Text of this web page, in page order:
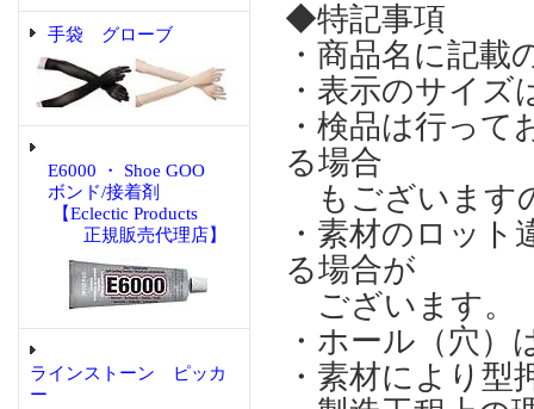
手袋 グローブ
E6000 ・ Shoe GOO
ボンド/接着剤
【Eclectic Products
正規販売代理店】
ラインストーン ピッカ
ー
◆特記事項
・商品名に記
・表示のサイ
・検品は行っ
る場合
もございます
・素材のロッ
る場合が
ございます。
・ホール（穴
・素材により